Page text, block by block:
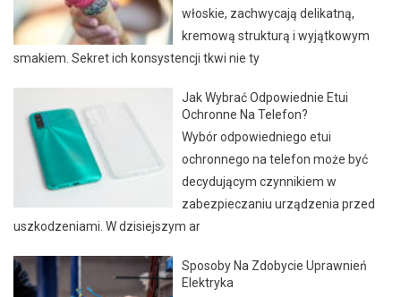
włoskie, zachwycają delikatną,
kremową strukturą i wyjątkowym
smakiem. Sekret ich konsystencji tkwi nie ty
Jak Wybrać Odpowiednie Etui
Ochronne Na Telefon?
Wybór odpowiedniego etui
ochronnego na telefon może być
decydującym czynnikiem w
zabezpieczaniu urządzenia przed
uszkodzeniami. W dzisiejszym ar
Sposoby Na Zdobycie Uprawnień
Elektryka